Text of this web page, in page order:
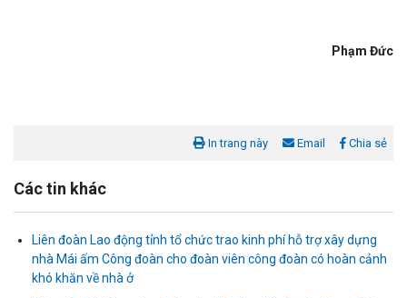
Phạm Đức
In trang này Email Chia sẻ
Các tin khác
Liên đoàn Lao động tỉnh tổ chức trao kinh phí hỗ trợ xây dựng
nhà Mái ấm Công đoàn cho đoàn viên công đoàn có hoàn cảnh
khó khăn về nhà ở